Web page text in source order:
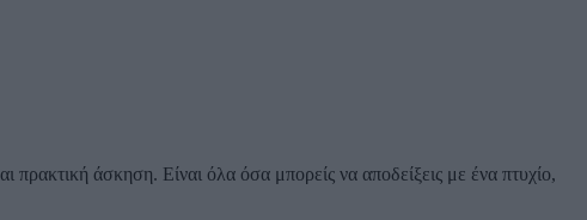
άσκηση. Είναι όλα όσα μπορείς να αποδείξεις με ένα πτυχίο,